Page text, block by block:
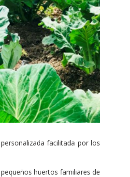
facilitada por los
huertos familiares de